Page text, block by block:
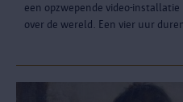
een opzwepende video-
over de wereld. Een vier uur